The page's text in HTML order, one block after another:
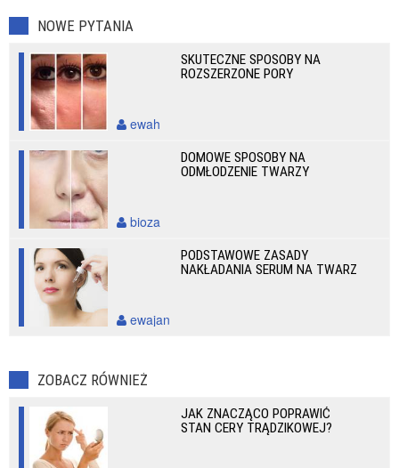
NOWE PYTANIA
SKUTECZNE SPOSOBY NA
ROZSZERZONE PORY
ewah
DOMOWE SPOSOBY NA
ODMŁODZENIE TWARZY
bioza
PODSTAWOWE ZASADY
NAKŁADANIA SERUM NA TWARZ
ewajan
ZOBACZ RÓWNIEŻ
JAK ZNACZĄCO POPRAWIĆ
STAN CERY TRĄDZIKOWEJ?